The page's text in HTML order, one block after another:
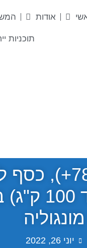
אודות
תוכניות
וארד
מונגוליה
יוני 26, 2022